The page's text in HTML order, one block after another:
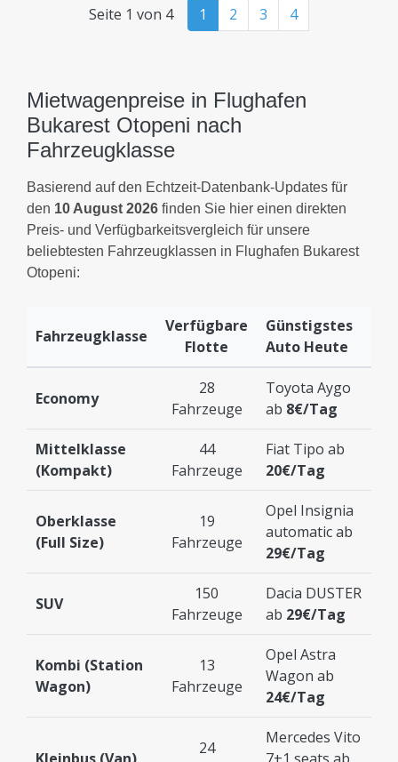
Seite 1 von 4 1 2 3 4
Mietwagenpreise in Flughafen
Bukarest Otopeni nach
Fahrzeugklasse
Basierend auf den Echtzeit-Datenbank-Updates für
den 10 August 2026 finden Sie hier einen direkten
Preis- und Verfügbarkeitsvergleich für unsere
beliebtesten Fahrzeugklassen in Flughafen Bukarest
Otopeni:
Fahrzeugklasse
Verfügbare
Flotte
Günstigstes
Auto Heute
Economy
28
Fahrzeuge
Toyota Aygo
ab 8€/Tag
Mittelklasse
(Kompakt)
44
Fahrzeuge
Fiat Tipo ab
20€/Tag
Oberklasse
(Full Size)
19
Fahrzeuge
Opel Insignia
automatic ab
29€/Tag
SUV
150
Fahrzeuge
Dacia DUSTER
ab 29€/Tag
Kombi (Station
Wagon)
13
Fahrzeuge
Opel Astra
Wagon ab
24€/Tag
24
Mercedes Vito